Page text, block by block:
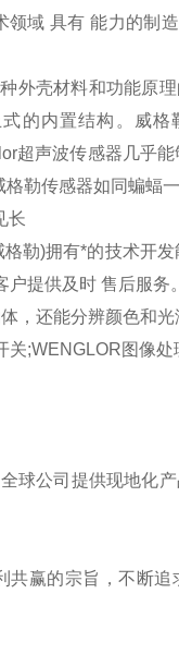
域 具有 能力的制
外壳材料和功能原
的内置结构。威格
超声波传感器几乎
勒传感器如同蝙蝠
长
勒)拥有*的技术开
提供及时 售后服
，还能分辨颜色和光
关;WENGLOR图像处
球公司提供现地化产
赢的宗旨，不断